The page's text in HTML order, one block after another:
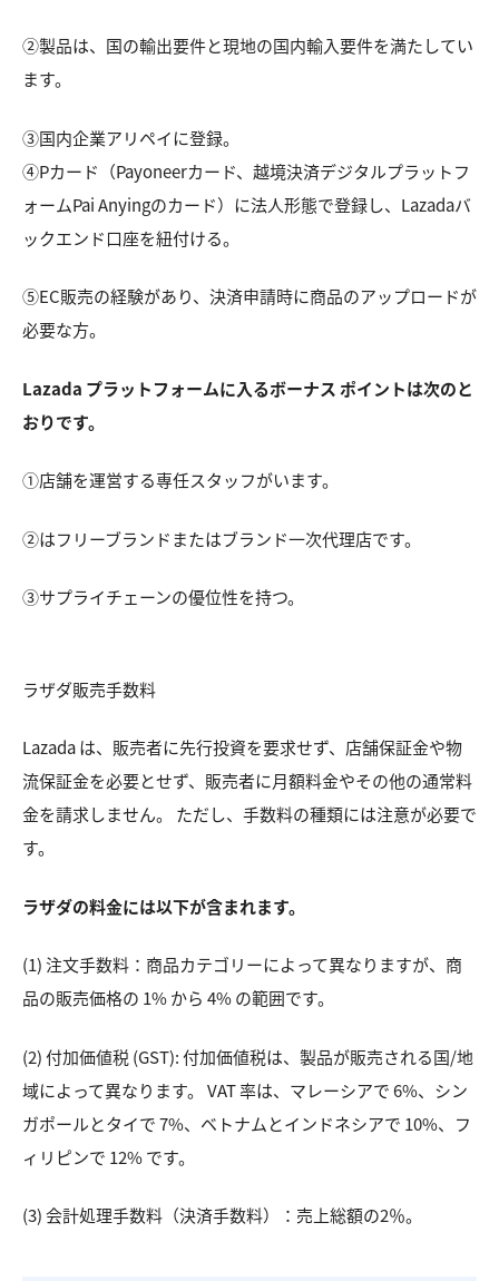
②製品は、国の輸出要件と現地の国内輸入要件を満たしてい
ます。
③国内企業アリペイに登録。
④Pカード（Payoneerカード、越境決済デジタルプラットフ
ォームPai Anyingのカード）に法人形態で登録し、Lazadaバ
ックエンド口座を紐付ける。
⑤EC販売の経験があり、決済申請時に商品のアップロードが
必要な方。
Lazada プラットフォームに入るボーナス ポイントは次のと
おりです。
①店舗を運営する専任スタッフがいます。
②はフリーブランドまたはブランド一次代理店です。
③サプライチェーンの優位性を持つ。
ラザダ販売手数料
Lazada は、販売者に先行投資を要求せず、店舗保証金や物
流保証金を必要とせず、販売者に月額料金やその他の通常料
金を請求しません。 ただし、手数料の種類には注意が必要で
す。
ラザダの料金には以下が含まれます。
(1) 注文手数料：商品カテゴリーによって異なりますが、商
品の販売価格の 1% から 4% の範囲です。
(2) 付加価値税 (GST): 付加価値税は、製品が販売される国/地
域によって異なります。 VAT 率は、マレーシアで 6%、シン
ガポールとタイで 7%、ベトナムとインドネシアで 10%、フ
ィリピンで 12% です。
(3) 会計処理手数料（決済手数料）：売上総額の2％。